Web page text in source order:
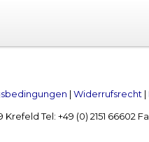
| Widerrufsrecht |
Tel: +49 (0) 2151 66602